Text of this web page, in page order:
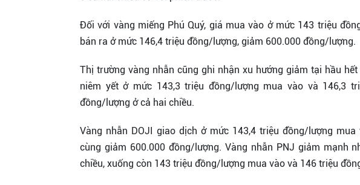
Đối với vàng miếng Phú Quý, giá mua vào ở mức 143 triệu
bán ra ở mức 146,4 triệu đồng/lượng, giảm 600.000 đồng/lượng.
Thị trường vàng nhẫn cũng ghi nhận xu hướng giảm tại hầu
niêm yết ở mức 143,3 triệu đồng/lượng mua vào và 146,3
đồng/lượng ở cả hai chiều.
Vàng nhẫn DOJI giao dịch ở mức 143,4 triệu đồng/lượng
cùng giảm 600.000 đồng/lượng. Vàng nhẫn PNJ giảm mạnh
chiều, xuống còn 143 triệu đồng/lượng mua vào và 146 triệu